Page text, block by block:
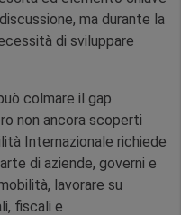
ma durante la
di sviluppare
colmare il gap
non ancora scoperti
Internazionale richiede
di aziende, governi e
lavorare su
fiscali e